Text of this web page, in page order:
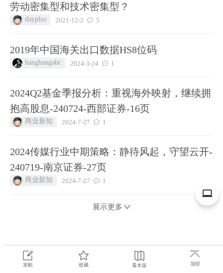
劳动密集型和技术密集型？
dayplus 2021-12-2 5
2019年中国海关出口数据HS8位码
hanghangabc 2024-3-24 1
2024Q2基金季报分析：重视海外映射，继续拥
抱高股息-240724-西部证券-16页
商业新知 2024-7-27 1
2024传媒行业中期策略：静待风起，守望云开-
240719-南京证券-27页
商业新知 2024-7-27 1
展示更多
发帖 收藏 看本版 顶部